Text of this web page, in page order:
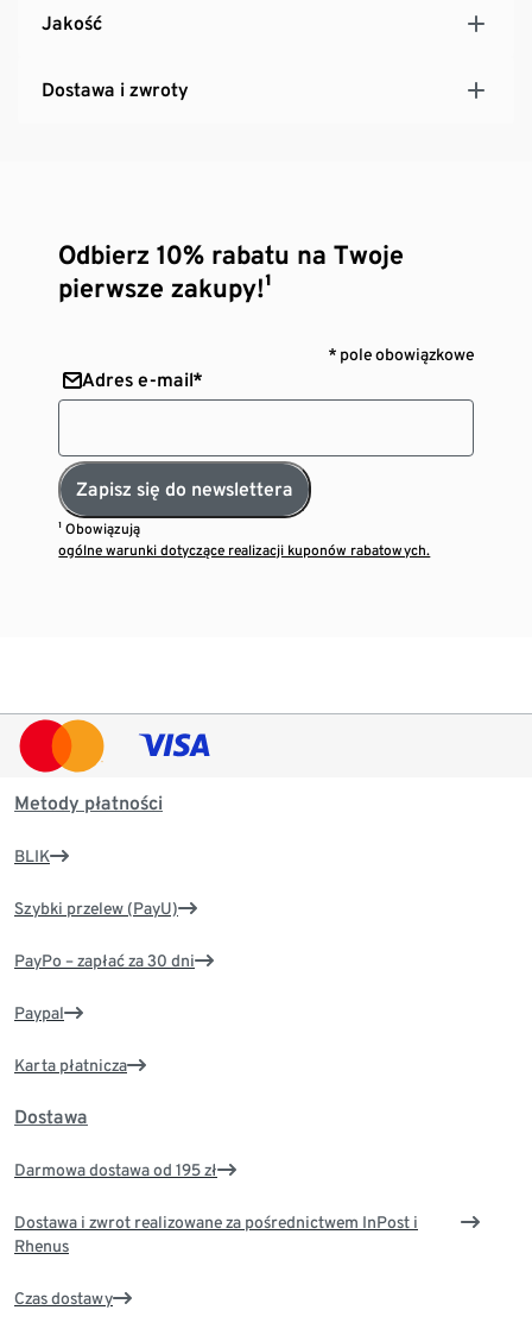
Jakość
Dostawa i zwroty
Odbierz 10% rabatu na Twoje
pierwsze zakupy!¹
* pole obowiązkowe
Adres e-mail*
Zapisz się do newslettera
¹ Obowiązują
ogólne warunki dotyczące realizacji kuponów rabatowych.
Metody płatności
BLIK
Szybki przelew (PayU)
PayPo – zapłać za 30 dni
Paypal
Karta płatnicza
Dostawa
Darmowa dostawa od 195 zł
Dostawa i zwrot realizowane za pośrednictwem InPost i
Rhenus
Czas dostawy